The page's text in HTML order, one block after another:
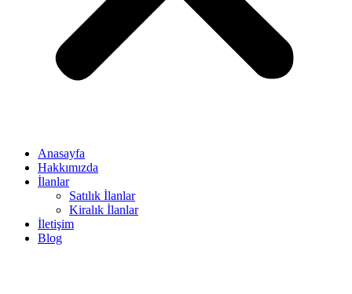
Anasayfa
Hakkımızda
İlanlar
Satılık İlanlar
Kiralık İlanlar
İletişim
Blog